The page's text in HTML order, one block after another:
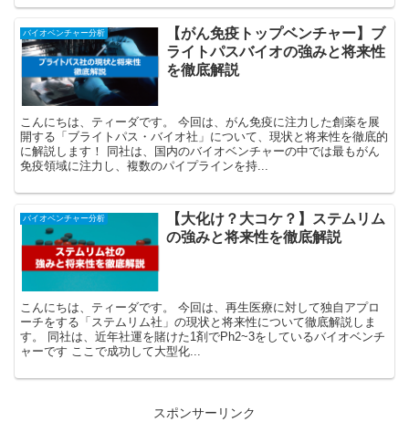
バイオベンチャー分析
【がん免疫トップベンチャー】ブ
ライトパスバイオの強みと将来性
を徹底解説
こんにちは、ティーダです。 今回は、がん免疫に注力した創薬を展
開する「ブライトパス・バイオ社」について、現状と将来性を徹底的
に解説します！ 同社は、国内のバイオベンチャーの中では最もがん
免疫領域に注力し、複数のパイプラインを持...
バイオベンチャー分析
【大化け？大コケ？】ステムリム
の強みと将来性を徹底解説
こんにちは、ティーダです。 今回は、再生医療に対して独自アプロ
ーチをする「ステムリム社」の現状と将来性について徹底解説しま
す。 同社は、近年社運を賭けた1剤でPh2~3をしているバイオベンチ
ャーです ここで成功して大型化...
スポンサーリンク